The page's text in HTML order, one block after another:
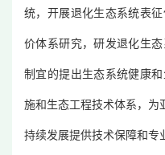
统，开展退化生态系统表
价体系研究，研发退化生
制宜的提出生态系统健康
施和生态工程技术体系，为
持续发展提供技术保障和专